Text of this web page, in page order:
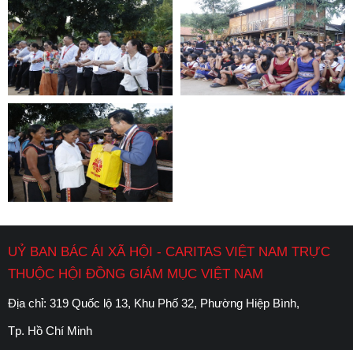
UỶ BAN BÁC ÁI XÃ HỘI - CARITAS VIỆT NAM TRỰC
THUỘC HỘI ĐỒNG GIÁM MỤC VIỆT NAM
Địa chỉ: 319 Quốc lộ 13, Khu Phố 32, Phường Hiệp Bình,
Tp. Hồ Chí Minh